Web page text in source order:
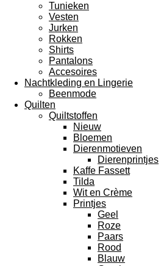
Tunieken
Vesten
Jurken
Rokken
Shirts
Pantalons
Accesoires
Nachtkleding en Lingerie
Beenmode
Quilten
Quiltstoffen
Nieuw
Bloemen
Dierenmotieven
Dierenprintjes
Kaffe Fassett
Tilda
Wit en Crème
Printjes
Geel
Roze
Paars
Rood
Blauw